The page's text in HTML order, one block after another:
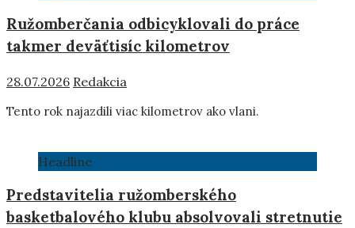
Ružomberčania odbicyklovali do práce
takmer deväťtisíc kilometrov
28.07.2026 Redakcia
Tento rok najazdili viac kilometrov ako vlani.
Headline
Predstavitelia ružomberského
basketbalového klubu absolvovali stretnutie